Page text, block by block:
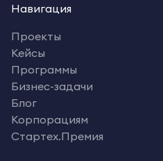
Навигация
Проекты
Кейсы
Программы
Бизнес-задачи
Блог
Корпорациям
Стартех.Премия